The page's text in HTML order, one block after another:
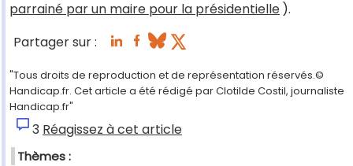
parrainé par un maire pour la présidentielle ).
Partager sur :
"Tous droits de reproduction et de représentation réservés.©
Handicap.fr. Cet article a été rédigé par Clotilde Costil, journaliste
Handicap.fr"
3 Réagissez à cet article
Thèmes :